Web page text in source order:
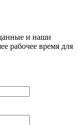
и наши
рабочее время для